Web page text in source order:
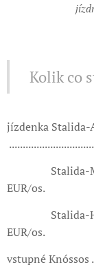
Kolik co
jízdenka Stalida-
Stalida-
EUR/os.
Stalida-
EUR/os.
vstupné Knóssos